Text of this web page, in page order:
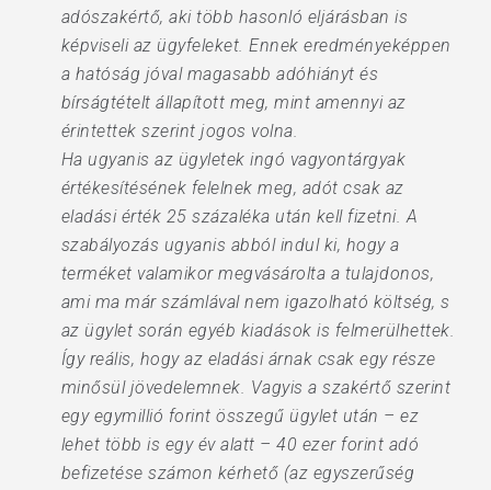
adószakértő, aki több hasonló eljárásban is
képviseli az ügyfeleket. Ennek eredményeképpen
a hatóság jóval magasabb adóhiányt és
bírságtételt állapított meg, mint amennyi az
érintettek szerint jogos volna.
Ha ugyanis az ügyletek ingó vagyontárgyak
értékesítésének felelnek meg, adót csak az
eladási érték 25 százaléka után kell fizetni. A
szabályozás ugyanis abból indul ki, hogy a
terméket valamikor megvásárolta a tulajdonos,
ami ma már számlával nem igazolható költség, s
az ügylet során egyéb kiadások is felmerülhettek.
Így reális, hogy az eladási árnak csak egy része
minősül jövedelemnek. Vagyis a szakértő szerint
egy egymillió forint összegű ügylet után – ez
lehet több is egy év alatt – 40 ezer forint adó
befizetése számon kérhető (az egyszerűség